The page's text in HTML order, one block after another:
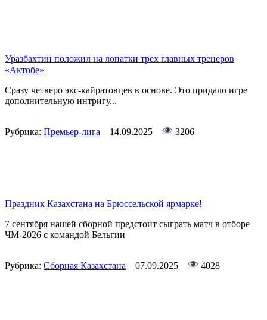
Уразбахтин положил на лопатки трех главных тренеров
«Актобе»
Сразу четверо экс-кайратовцев в основе. Это придало игре
дополнительную интригу...
Рубрика: Премьер-лига 14.09.2025 3206
Праздник Казахстана на Брюссельской ярмарке!
7 сентября нашей сборной предстоит сыграть матч в отборе
ЧМ-2026 с командой Бельгии
Рубрика: Сборная Казахстана 07.09.2025 4028